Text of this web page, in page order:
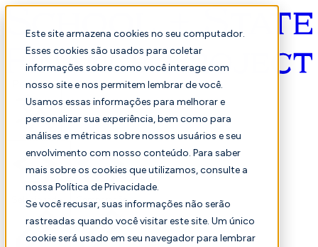
Este site armazena cookies no seu computador.
Esses cookies são usados para coletar
informações sobre como você interage com
nosso site e nos permitem lembrar de você.
Usamos essas informações para melhorar e
personalizar sua experiência, bem como para
análises e métricas sobre nossos usuários e seu
envolvimento com nosso conteúdo. Para saber
mais sobre os cookies que utilizamos, consulte a
nossa Política de Privacidade.
Se você recusar, suas informações não serão
rastreadas quando você visitar este site. Um único
cookie será usado em seu navegador para lembrar
Português
Selecionado Comparação